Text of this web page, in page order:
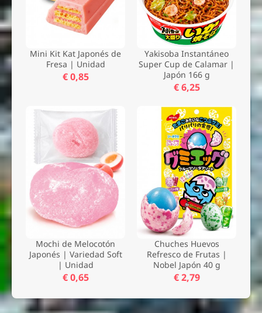
Mini Kit Kat Japonés de
Fresa | Unidad
€ 0,85
Yakisoba Instantáneo
Super Cup de Calamar |
Japón 166 g
€ 6,25
Mochi de Melocotón
Japonés | Variedad Soft
| Unidad
€ 0,65
Chuches Huevos
Refresco de Frutas |
Nobel Japón 40 g
€ 2,79